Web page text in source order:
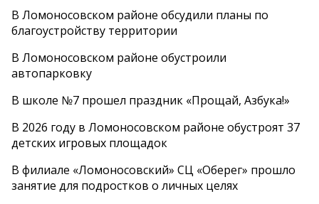
В Ломоносовском районе обсудили планы по
благоустройству территории
В Ломоносовском районе обустроили
автопарковку
В школе №7 прошел праздник «Прощай, Азбука!»
В 2026 году в Ломоносовском районе обустроят 37
детских игровых площадок
В филиале «Ломоносовский» СЦ «Оберег» прошло
занятие для подростков о личных целях